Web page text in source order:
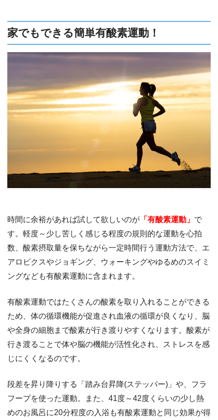
家でもできる簡単有酸素運動！
時間に余裕があれば試して欲しいのが 「有酸素運動」 で
す。軽度～少し苦しく感じる程度の規則的な運動を心拍
数、酸素摂取量を保ちながら一定時間行う運動方法で、エ
アロビクスやジョギング、ウォーキングやゆるめのスイミ
ングなども有酸素運動に含まれます。
有酸素運動ではたくさんの酸素を取り入れることができる
ため、体の循環機能が促進され血液の循環が良くなり、脳
や全身の細胞まで酸素が行き渡りやすくなります。酸素が
行き渡ることで体や脳の機能が活性化され、ストレスを感
じにくくなるのです。
段差を昇り降りする「踏み台昇降(ステッパー)」や、フラ
フープを使った運動。また、41度～42度くらいの少し熱
めのお風呂に20分程度の入浴も有酸素運動と同じ効果が得